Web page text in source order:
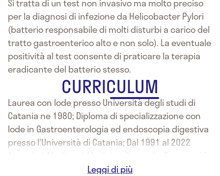
Si tratta di un test non invasivo ma molto preciso
per la diagnosi di infezione da Helicobacter Pylori
(batterio responsabile di molti disturbi a carico del
tratto gastroenterico alto e non solo). La eventuale
positività al test consente di praticare la terapia
eradicante del batterio stesso.
CURRICULUM
Laurea con lode presso Università degli studi di
Catania ne 1980; Diploma di specializzazione con
lode in Gastroenterologia ed endoscopia digestiva
presso l'Università di Catania; Dal 1991 al 2022
anni mi occupo prevalentemente, di patologie